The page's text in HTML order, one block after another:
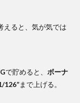
えると、気が気では
で貯めると、 ボーナ
126”まで上げる。